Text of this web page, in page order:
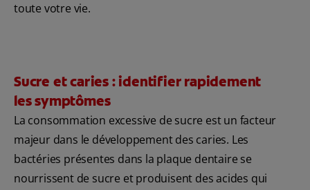
toute votre vie.
Sucre et caries : identifier rapidement
les symptômes
La consommation excessive de sucre est un facteur
majeur dans le développement des caries. Les
bactéries présentes dans la plaque dentaire se
nourrissent de sucre et produisent des acides qui